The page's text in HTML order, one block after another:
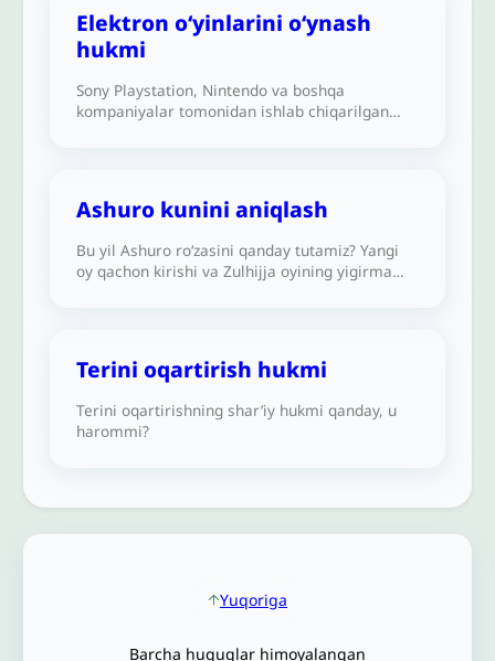
Elektron o‘yinlarini oʻynash
hukmi
Sony Playstation, Nintendo va boshqa
kompaniyalar tomonidan ishlab chiqarilgan
Ashuro kunini aniqlash
Bu yil Ashuro roʻzasini qanday tutamiz? Yangi
oy qachon kirishi va Zulhijja oyining yigirma
Terini oqartirish hukmi
Terini oqartirishning shar’iy hukmi qanday, u
harommi?
Yuqoriga
Barcha huquqlar himoyalangan